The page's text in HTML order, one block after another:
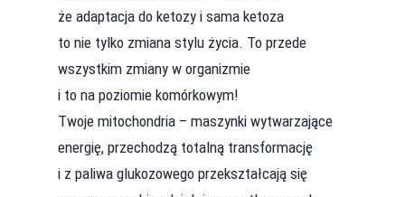
że adaptacja do ketozy i sama ketoza
to nie tylko zmiana stylu życia. To przede
wszystkim zmiany w organizmie
i to na poziomie komórkowym!
Twoje mitochondria – maszynki wytwarzające
energię, przechodzą totalną transformację
i z paliwa glukozowego przekształcają się